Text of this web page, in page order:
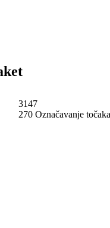
3147
270 Označavanje